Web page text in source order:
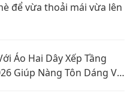
để vừa thoải mái vừa lên
Áo Hai Dây Xếp Tầng
Giúp Nàng Tôn Dáng Và